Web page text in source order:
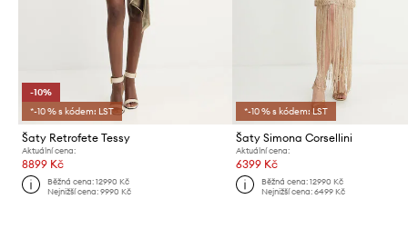
-10%
*-10 % s kódem: LST
Šaty Retrofete Tessy
Aktuální cena:
8899 Kč
Běžná cena:12990 Kč
Nejnižší cena:9990 Kč
*-10 % s kódem: LST
Šaty Simona Corsellini
Aktuální cena:
6399 Kč
Běžná cena: 12990 Kč
Nejnižší cena: 6499 Kč